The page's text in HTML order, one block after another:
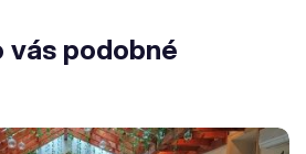
podobné